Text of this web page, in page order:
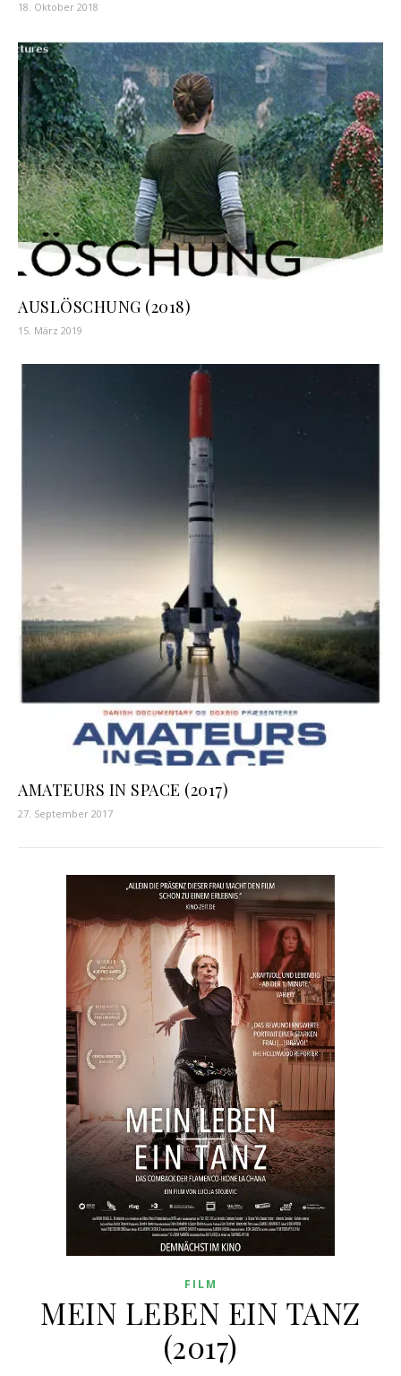
18. Oktober 2018
AUSLÖSCHUNG (2018)
15. März 2019
AMATEURS IN SPACE (2017)
27. September 2017
FILM
MEIN LEBEN EIN TANZ
(2017)